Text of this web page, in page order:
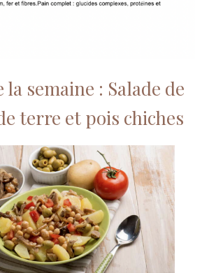
la semaine : Salade de
terre et pois chiches